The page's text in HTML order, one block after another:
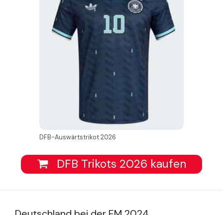
DFB-Auswärtstrikot 2026
DFB Trikots 2026 kaufen